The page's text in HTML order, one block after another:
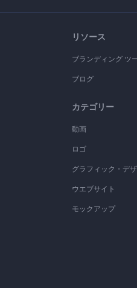
リソース
ブランディング ツ
ブログ
カテゴリー
動画
ロゴ
グラフィック・デ
ウエブサイト
モックアップ